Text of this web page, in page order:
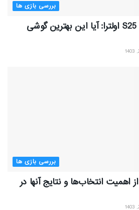
بررسی بازی ها
تکفارس؛ بررسی گلکسی S25 اولترا: آیا این بهترین گوشی
بررسی بازی ها
توسعه دهنده Avowed از اهمیت انتخاب‌ها و نتایج آنها در